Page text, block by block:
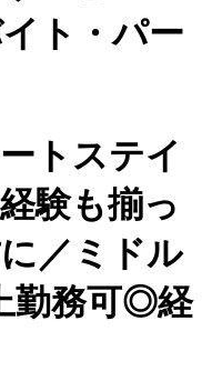
ト・パー
トステイ
験も揃っ
／ミドル
勤務可◎経